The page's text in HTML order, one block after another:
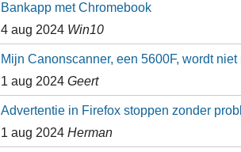
Bankapp met Chromebook
4 aug 2024 Win10
Mijn Canonscanner, een 5600F, wordt
1 aug 2024 Geert
Advertentie in Firefox stoppen zonder
1 aug 2024 Herman